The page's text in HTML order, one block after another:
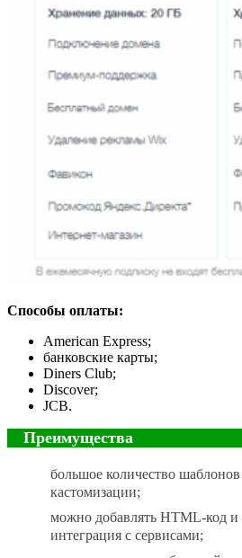
Способы оплаты:
American Express;
банковские карты;
Diners Club;
Discover;
JCB.
Преимущества
большое количество
кастомизации;
можно добавлять HTML-код
интеграция с сервисами;